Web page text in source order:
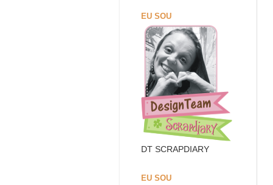
EU SOU
DT SCRAPDIARY
EU SOU